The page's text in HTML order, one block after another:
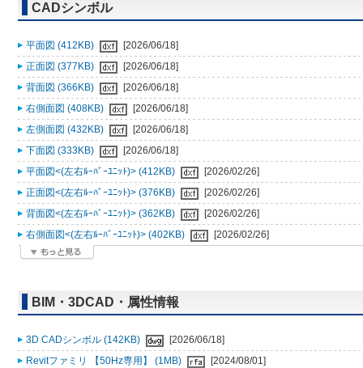
CADシンボル
平面図 (412KB)
[2026/06/18]
正面図 (377KB)
[2026/06/18]
背面図 (366KB)
[2026/06/18]
右側面図 (408KB)
[2026/06/18]
左側面図 (432KB)
[2026/06/18]
下面図 (333KB)
[2026/06/18]
平面図<(左右ﾙｰﾊﾞｰﾕﾆｯﾄ)> (412KB)
[2026/02/26]
正面図<(左右ﾙｰﾊﾞｰﾕﾆｯﾄ)> (376KB)
[2026/02/26]
背面図<(左右ﾙｰﾊﾞｰﾕﾆｯﾄ)> (362KB)
[2026/02/26]
右側面図<(左右ﾙｰﾊﾞｰﾕﾆｯﾄ)> (402KB)
[2026/02/26]
BIM・3DCAD・属性情報
3D CADシンボル (142KB)
[2026/06/18]
Revitファミリ 【50Hz専用】 (1MB)
[2024/08/01]